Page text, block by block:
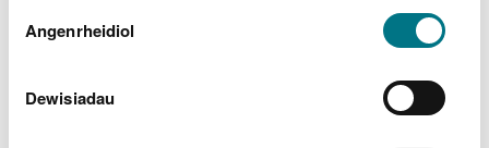
Gellirdarllen mwy am ein cwcis cyn i chi ddewis.
Caniatâd
Angenrheidiol
Dewisiadau
uniongyrchol yr un gweithredwr neu maen nhw’n
defnyddio'r un staff, offer neu seilwaith.
Os ydych yn dymuno parhau i gynnal eich
gweithgareddau gwastraff eithriedig, bydd yn rhaid
cyn i'r chwe